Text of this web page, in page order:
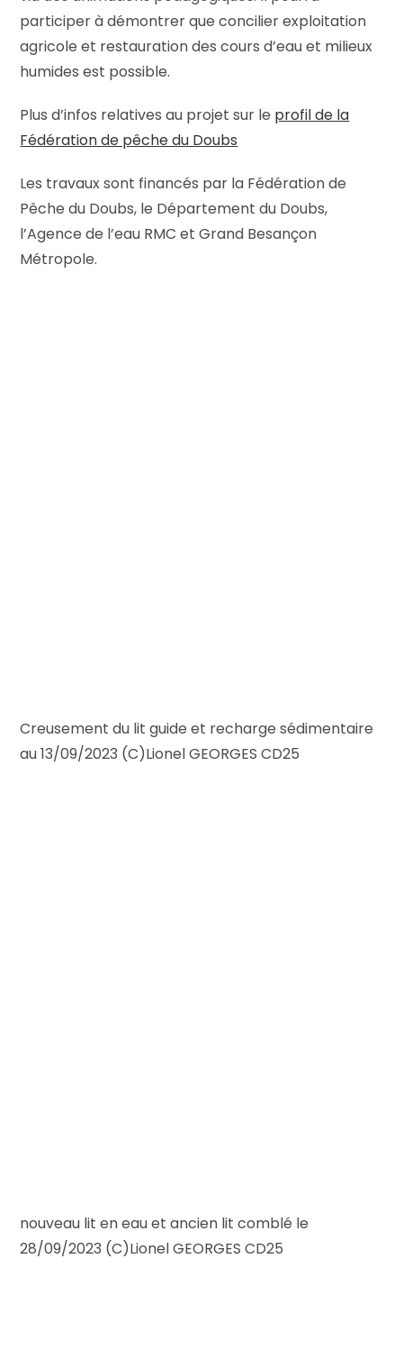
participer à démontrer que concilier exploitation
agricole et restauration des cours d’eau et milieux
humides est possible.
Plus d’infos relatives au projet sur le profil de la
Fédération de pêche du Doubs
Les travaux sont financés par la Fédération de
Pêche du Doubs, le Département du Doubs,
l’Agence de l’eau RMC et Grand Besançon
Métropole.
Creusement du lit guide et recharge sédimentaire
au 13/09/2023 (C)Lionel GEORGES CD25
nouveau lit en eau et ancien lit comblé le
28/09/2023 (C)Lionel GEORGES CD25